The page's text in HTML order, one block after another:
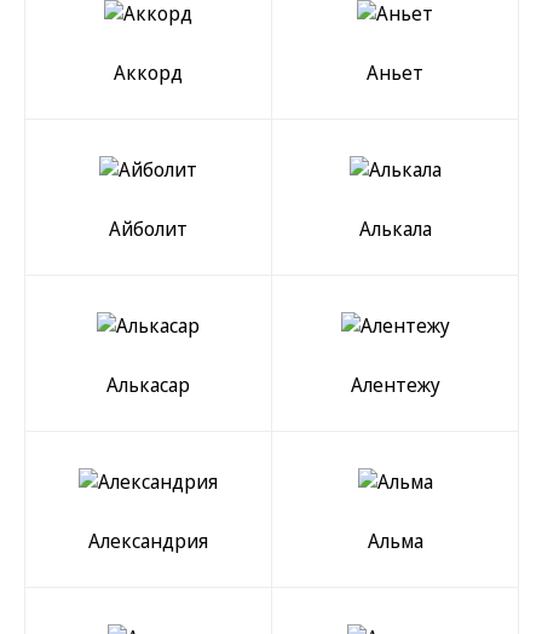
Аккорд Аньет
Айболит Алькала
Алькасар Алентежу
Александрия Альма